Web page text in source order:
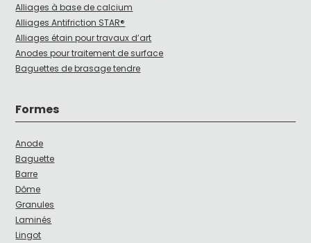
Alliages à base de calcium
Alliages Antifriction STAR®
Alliages étain pour travaux d’art
Anodes pour traitement de surface
Baguettes de brasage tendre
Formes
Anode
Baguette
Barre
Dôme
Granules
Laminés
Lingot